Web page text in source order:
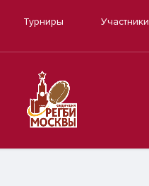
Турниры Участники